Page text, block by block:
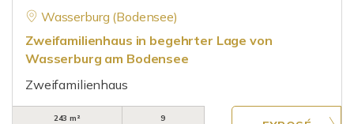
Wasserburg (Bodensee)
Zweifamilienhaus in begehrter Lage von
Wasserburg am Bodensee
Zweifamilienhaus
243 m²
9